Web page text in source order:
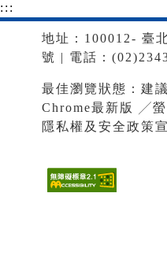
:::
地址：100012- 臺
號 | 電話：
最佳瀏覽狀態：建
Chrome最新版 ╱
隱私權及安全政策